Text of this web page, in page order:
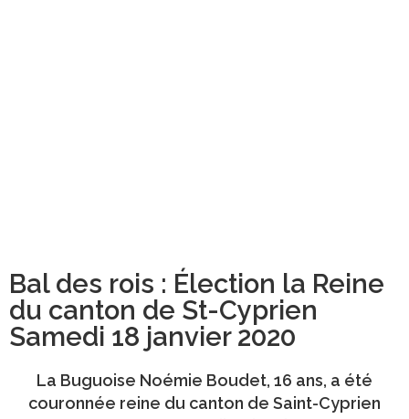
Bal des rois : Élection la Reine
du canton de St-Cyprien
Samedi 18 janvier 2020
La Buguoise Noémie Boudet, 16 ans, a été
couronnée reine du canton de Saint-Cyprien